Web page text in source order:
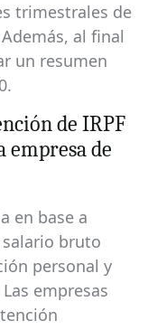
trimestrales de
al final
un resumen
de IRPF
empresa de
en base a
bruto
personal y
empresas